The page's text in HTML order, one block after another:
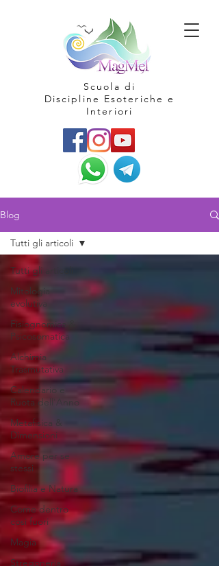
Scuola di
Discipline Esoteriche e
Interiori
Blog
Tutti gli articoli
Mitologia
evolutiva
Fisiognomica &
Psicosomatica
Alchimia
Trasmutativa
Calendario e
Ruota dell'Anno
Metafisica &
Dimensioni
Amore per se
stessi
Biofilia e Natura
Come dentro
così fuori
Magia
Stregoneria
Tutti gli articoli